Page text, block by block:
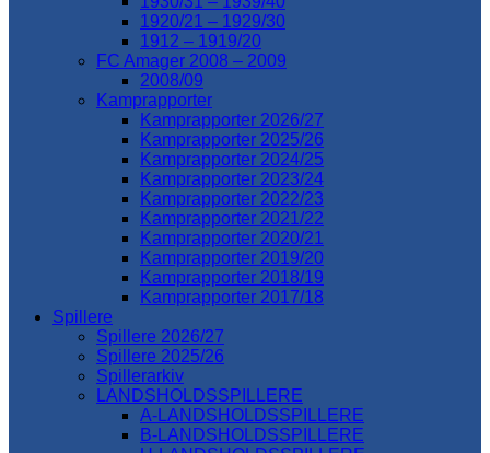
1920/21 – 1929/30
1912 – 1919/20
FC Amager 2008 – 2009
2008/09
Kamprapporter
Kamprapporter 2026/27
Kamprapporter 2025/26
Kamprapporter 2024/25
Kamprapporter 2023/24
Kamprapporter 2022/23
Kamprapporter 2021/22
Kamprapporter 2020/21
Kamprapporter 2019/20
Kamprapporter 2018/19
Kamprapporter 2017/18
Spillere
Spillere 2026/27
Spillere 2025/26
Spillerarkiv
LANDSHOLDSSPILLERE
A-LANDSHOLDSSPILLERE
B-LANDSHOLDSSPILLERE